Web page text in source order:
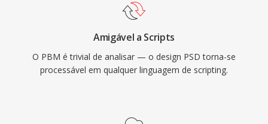
Amigável a Scripts
O PBM é trivial de analisar — o design PSD torna-se
processável em qualquer linguagem de scripting.